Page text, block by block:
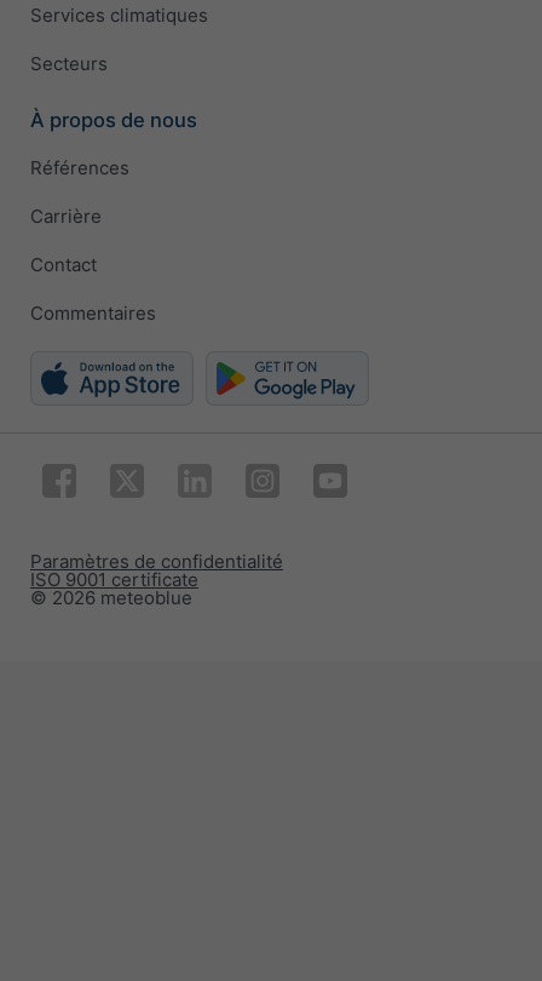
Services climatiques
Secteurs
À propos de nous
Références
Carrière
Contact
Commentaires
© 2026 meteoblue
ISO 9001 certificate
Paramètres de confidentialité